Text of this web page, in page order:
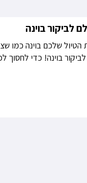
לביקור בוינה
הטיול שלכם בוינה כמו
בוינה! כדי לחסוך